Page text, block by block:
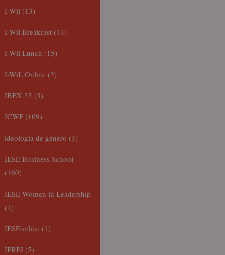
I-Wil (13)
I-Wil Breakfast (13)
I-Wil Lunch (15)
I-WiL Online (3)
IBEX 35 (3)
ICWF (109)
ideología de género (3)
IESE Business School
(160)
IESE Women in Leadership
(1)
IESEonline (1)
IFREI (5)